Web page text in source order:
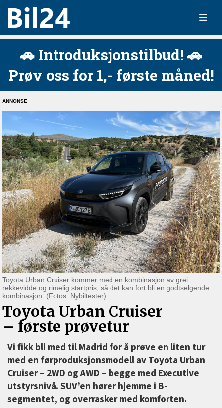
🚗 Introduksjonstilbud! 🚗
Prøv oss for 1,- første måned!
Toyota Urban Cruiser kommer med en kombinasjon av grei
rekkevidde og rimelig startpris, så det kan fort bli en godtselgende
kombinasjon. (Fotos: Nybiltester)
Toyota Urban Cruiser
–⁠ første prøvetur
Vi fikk bli med til Madrid for å prøve en liten tur
med en førproduksjonsmodell av Toyota Urban
Cruiser –⁠ 2WD og AWD –⁠ begge med Executive
utstyrsnivå. SUV’en hører hjemme i B-
segmentet, og overrasker med komforten.